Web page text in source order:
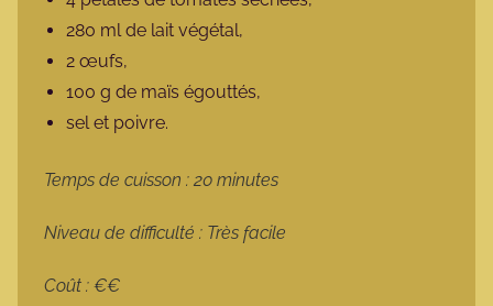
280 ml de lait végétal,
2 œufs,
100 g de maïs égouttés,
sel et poivre.
Temps de cuisson : 20 minutes
Niveau de difficulté : Très facile
Coût : €€